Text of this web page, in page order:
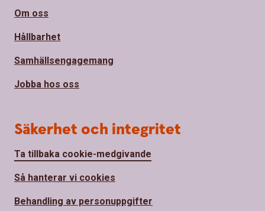
Om oss
Hållbarhet
Samhällsengagemang
Jobba hos oss
Säkerhet och integritet
Ta tillbaka cookie-medgivande
Så hanterar vi cookies
Behandling av personuppgifter